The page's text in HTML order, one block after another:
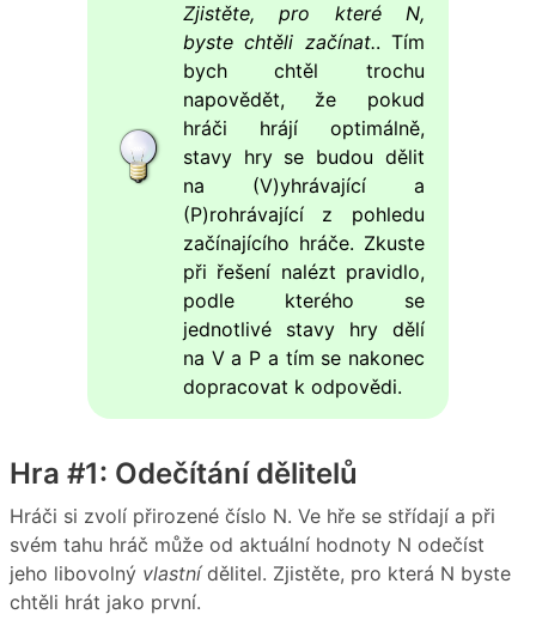
Zjistěte, pro které N,
byste chtěli začínat.. Tím
bych chtěl trochu
napovědět, že pokud
hráči hrájí optimálně,
stavy hry se budou dělit
na (V)yhrávající a
(P)rohrávající z pohledu
začínajícího hráče. Zkuste
při řešení nalézt pravidlo,
podle kterého se
jednotlivé stavy hry dělí
na V a P a tím se nakonec
dopracovat k odpovědi.
Hra #1: Odečítání dělitelů
Hráči si zvolí přirozené číslo N. Ve hře se střídají a při
svém tahu hráč může od aktuální hodnoty N odečíst
jeho libovolný vlastnídělitel. Zjistěte, pro která N byste
chtěli hrát jako první.